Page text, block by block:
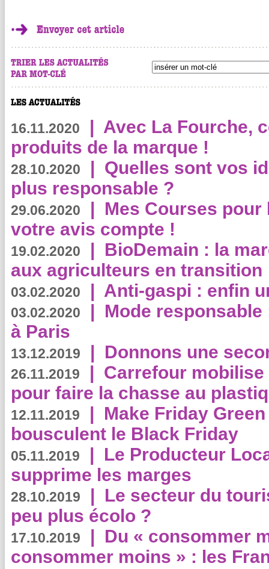
16.11.2020 | Avec La Fourche,
produits de la marque !
28.10.2020 | Quelles sont vos
plus responsable ?
29.06.2020 | Mes Courses pour
votre avis compte !
19.02.2020 | BioDemain : la
aux agriculteurs en transition
03.02.2020 | Anti-gaspi : enfin
03.02.2020 | Mode
à Paris
13.12.2019 | Donnons une
26.11.2019 | Carrefour
pour faire la chasse au
12.11.2019 | Make Friday
bousculent le Black Friday
05.11.2019 | Le Producteur
supprime les marges
28.10.2019 | Le secteur du
peu plus écolo ?
17.10.2019 | Du « consommer
consommer moins » : les